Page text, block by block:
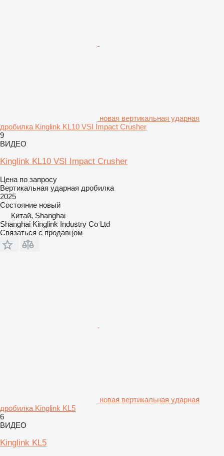
новая вертикальная ударная
дробилка Kinglink KL10 VSI Impact Crusher
9
ВИДЕО
Kinglink KL10 VSI Impact Crusher
Цена по запросу
Вертикальная ударная дробилка
2025
Состояние новый
Китай, Shanghai
Shanghai Kinglink Industry Co Ltd
Связаться с продавцом
новая вертикальная ударная
дробилка Kinglink KL5
6
ВИДЕО
Kinglink KL5